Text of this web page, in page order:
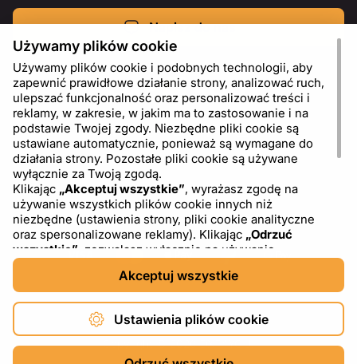
Napisz do nas
Copyright © 2026 DXF4YOU.
PL USD - US Dollar ($)
Używamy plików cookie
Używamy plików cookie i podobnych technologii, aby
zapewnić prawidłowe działanie strony, analizować ruch,
ulepszać funkcjonalność oraz personalizować treści i
reklamy, w zakresie, w jakim ma to zastosowanie i na
podstawie Twojej zgody. Niezbędne pliki cookie są
ustawiane automatycznie, ponieważ są wymagane do
działania strony. Pozostałe pliki cookie są używane
wyłącznie za Twoją zgodą.
Klikając „Akceptuj wszystkie”, wyrażasz zgodę na
używanie wszystkich plików cookie innych niż
niezbędne (ustawienia strony, pliki cookie analityczne
oraz spersonalizowane reklamy). Klikając „Odrzuć
wszystkie” , zezwalasz wyłącznie na używanie
niezbędnych plików cookie. Klikając
, możesz wybrać, które kategorie plików cookie
chcesz zaakceptować lub zablokować. Możesz w
dowolnym momencie zmienić lub wycofać swoją zgodę,
korzystając z linku „Ustawienia plików cookie” w dolnej
części strony. Więcej informacji na temat korzystania z
plików cookie, w tym o dostawcach zewnętrznych,
Akceptuj wszystkie
Ustawienia plików cookie